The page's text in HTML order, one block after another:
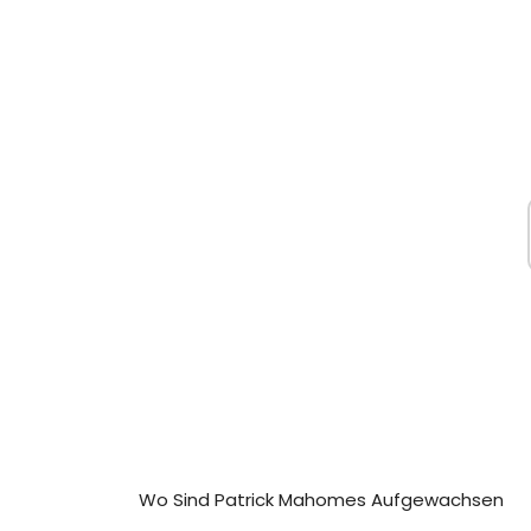
Wo Sind Patrick Mahomes Aufgewachsen